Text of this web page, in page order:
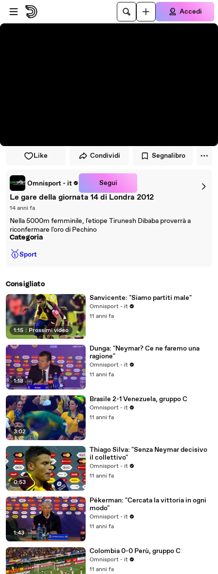
Vai al lettore
Passa al contenuto principale
Accedi
Like Condividi Segnalibro
Omnisport - it Segui
Le gare della giornata 14 di Londra 2012
14 anni fa
Nella 5000m femminile, l'etiope Tirunesh Dibaba proverrà a
riconfermare l'oro di Pechino
Categoria
🥇Sport
Consigliato
1:15 Prossimi video
Sanvicente: "Siamo partiti male"
Omnisport - it
11 anni fa
1:18
Dunga: "Neymar? Ce ne faremo una
ragione"
Omnisport - it
11 anni fa
3:02
Brasile 2-1 Venezuela, gruppo C
Omnisport - it
11 anni fa
0:53
Thiago Silva: "Senza Neymar decisivo
il collettivo"
Omnisport - it
11 anni fa
1:43
Pékerman: "Cercata la vittoria in ogni
modo"
Omnisport - it
11 anni fa
Colombia 0-0 Perù, gruppo C
Omnisport - it
11 anni fa